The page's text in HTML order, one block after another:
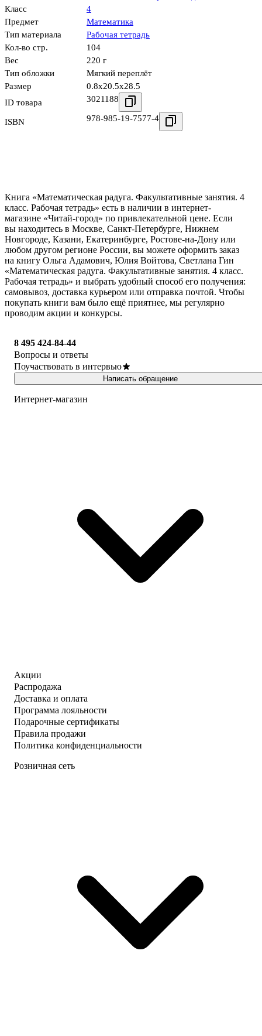
Класс
4
Предмет
Математика
Тип материала
Рабочая тетрадь
Кол-во стр.
104
Вес
220 г
Тип обложки
Мягкий переплёт
Размер
0.8x20.5x28.5
ID товара
3021188
ISBN 978-985-19-7577-4
Книга «Математическая радуга. Факультативные занятия. 4
класс. Рабочая тетрадь» есть в наличии в интернет-
магазине «Читай-город» по привлекательной цене. Если
вы находитесь в Москве, Санкт-Петербурге, Нижнем
Новгороде, Казани, Екатеринбурге, Ростове-на-Дону или
любом другом регионе России, вы можете оформить заказ
на книгу Ольга Адамович, Юлия Войтова, Светлана Гин
«Математическая радуга. Факультативные занятия. 4 класс.
Рабочая тетрадь» и выбрать удобный способ его получения:
самовывоз, доставка курьером или отправка почтой. Чтобы
покупать книги вам было ещё приятнее, мы регулярно
проводим акции и конкурсы.
8 495 424-84-44
Вопросы и ответы
Поучаствовать в интервью
Написать обращение
Интернет-магазин
Акции
Распродажа
Доставка и оплата
Программа лояльности
Подарочные сертификаты
Правила продажи
Политика конфиденциальности
Розничная сеть